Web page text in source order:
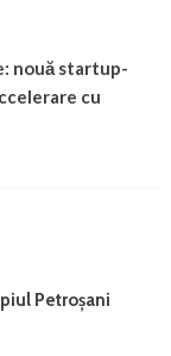
nouă startup-
cu
Petroșani